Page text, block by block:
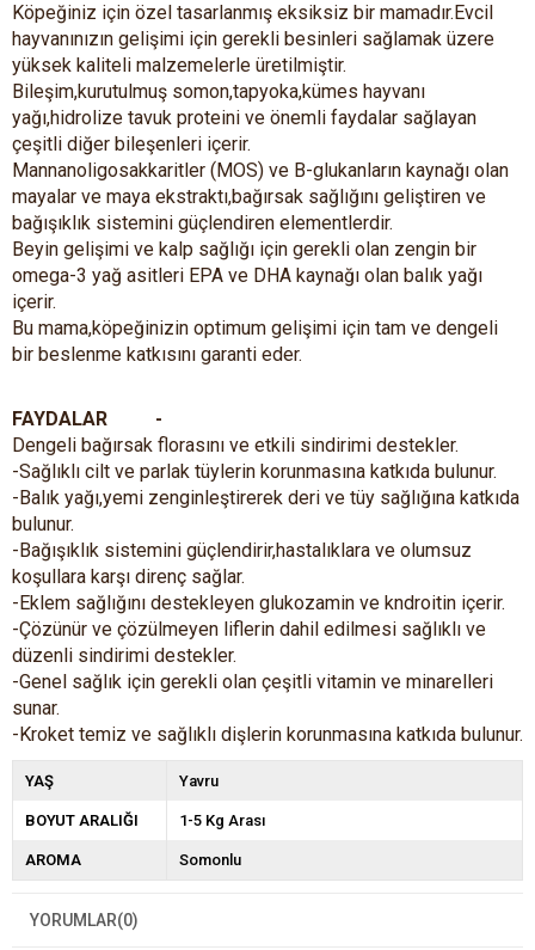
Köpeğiniz için özel tasarlanmış eksiksiz bir mamadır.Evcil
hayvanınızın gelişimi için gerekli besinleri sağlamak üzere
yüksek kaliteli malzemelerle üretilmiştir.
Bileşim,kurutulmuş somon,tapyoka,kümes hayvanı
yağı,hidrolize tavuk proteini ve önemli faydalar sağlayan
çeşitli diğer bileşenleri içerir.
Mannanoligosakkaritler (MOS) ve B-glukanların kaynağı olan
mayalar ve maya ekstraktı,bağırsak sağlığını geliştiren ve
bağışıklık sistemini güçlendiren elementlerdir.
Beyin gelişimi ve kalp sağlığı için gerekli olan zengin bir
omega-3 yağ asitleri EPA ve DHA kaynağı olan balık yağı
içerir.
Bu mama,köpeğinizin optimum gelişimi için tam ve dengeli
bir beslenme katkısını garanti eder.
FAYDALAR
-
Dengeli bağırsak florasını ve etkili sindirimi destekler.
-Sağlıklı cilt ve parlak tüylerin korunmasına katkıda bulunur.
-Balık yağı,yemi zenginleştirerek deri ve tüy sağlığına katkıda
bulunur.
-Bağışıklık sistemini güçlendirir,hastalıklara ve olumsuz
koşullara karşı direnç sağlar.
-Eklem sağlığını destekleyen glukozamin ve kndroitin içerir.
-Çözünür ve çözülmeyen liflerin dahil edilmesi sağlıklı ve
düzenli sindirimi destekler.
-Genel sağlık için gerekli olan çeşitli vitamin ve minarelleri
sunar.
-Kroket temiz ve sağlıklı dişlerin korunmasına katkıda bulunur.
YAŞ Yavru
BOYUT ARALIĞI 1-5 Kg Arası
AROMA Somonlu
YORUMLAR(0)